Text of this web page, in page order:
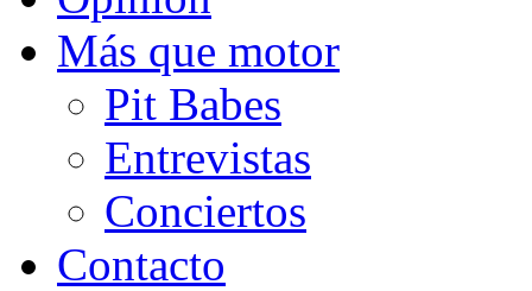
Más que motor
Pit Babes
Entrevistas
Conciertos
Contacto